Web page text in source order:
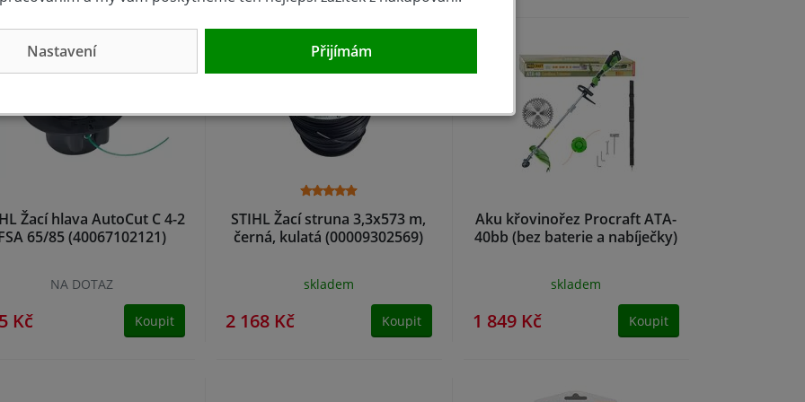
Žací hlava AutoCut C 4-2
65/85 (40067102121)
NA DOTAZ
Kč Koupit
STIHL Žací struna 3,3x573 m,
černá, kulatá (00009302569)
skladem
2 168 Kč Koupit
Aku křovinořez Procraft ATA-
40bb (bez baterie a nabíječky)
skladem
1 849 Kč Koupit
Nastavení Přijímám